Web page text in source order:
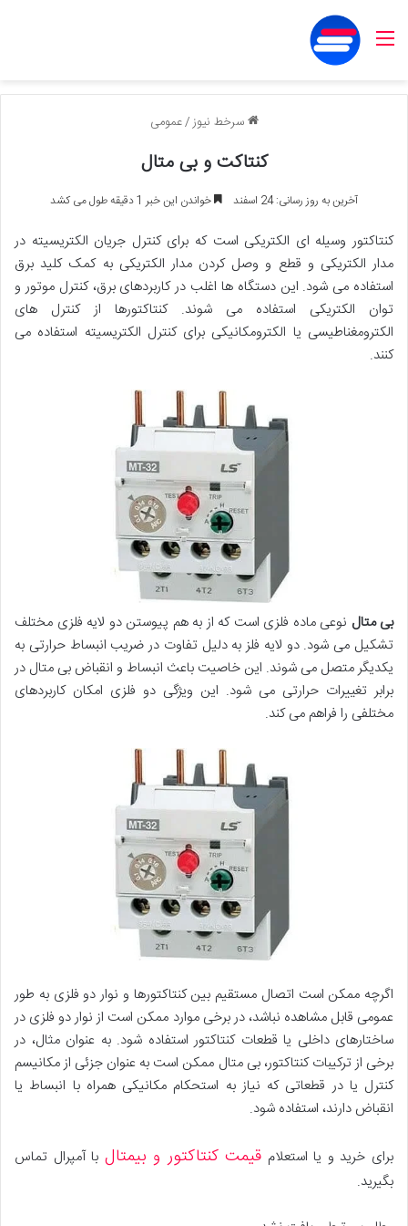
منو
سرخط نیوز/عمومی
کنتاکت و بی متال
آخرین به روز رسانی: 24 اسفند خواندن این خبر 1 دقیقه طول می کشد
کنتاکتور وسیله ای الکتریکی است که برای کنترل جریان الکتریسیته در
مدار الکتریکی و قطع و وصل کردن مدار الکتریکی به کمک کلید برق
استفاده می شود. این دستگاه ها اغلب در کاربردهای برق، کنترل موتور و
توان الکتریکی استفاده می شوند. کنتاکتورها از کنترل های
الکترومغناطیسی یا الکترومکانیکی برای کنترل الکتریسیته استفاده می
کنند.
بی متال نوعی ماده فلزی است که از به هم پیوستن دو لایه فلزی مختلف
تشکیل می شود. دو لایه فلز به دلیل تفاوت در ضریب انبساط حرارتی به
یکدیگر متصل می شوند. این خاصیت باعث انبساط و انقباض بی متال در
برابر تغییرات حرارتی می شود. این ویژگی دو فلزی امکان کاربردهای
مختلفی را فراهم می کند.
اگرچه ممکن است اتصال مستقیم بین کنتاکتورها و نوار دو فلزی به طور
عمومی قابل مشاهده نباشد، در برخی موارد ممکن است از نوار دو فلزی در
ساختارهای داخلی یا قطعات کنتاکتور استفاده شود. به عنوان مثال، در
برخی از ترکیبات کنتاکتور، بی متال ممکن است به عنوان جزئی از مکانیسم
کنترل یا در قطعاتی که نیاز به استحکام مکانیکی همراه با انبساط یا
انقباض دارند، استفاده شود.
برای خرید و یا استعلام قیمت کنتاکتور و بیمتال با آمپرال تماس
بگیرید.